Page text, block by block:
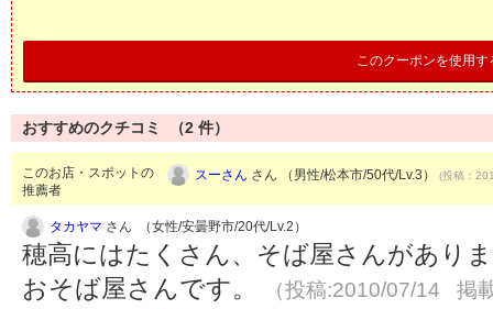
このクーポンを使用す
おすすめのクチコミ （2 件）
このお店・スポットの
推薦者
スーさん さん （男性/松本市/50代/Lv.3） (投稿：
タカヤマ さん （女性/安曇野市/20代/Lv.2）
穂高にはたくさん、そば屋さんがあり
おそば屋さんです。
（投稿:2010/07/14 掲